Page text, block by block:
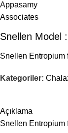
Snellen Model
Snellen Entropium
Kategoriler:
Açıklama
Snellen Entropium